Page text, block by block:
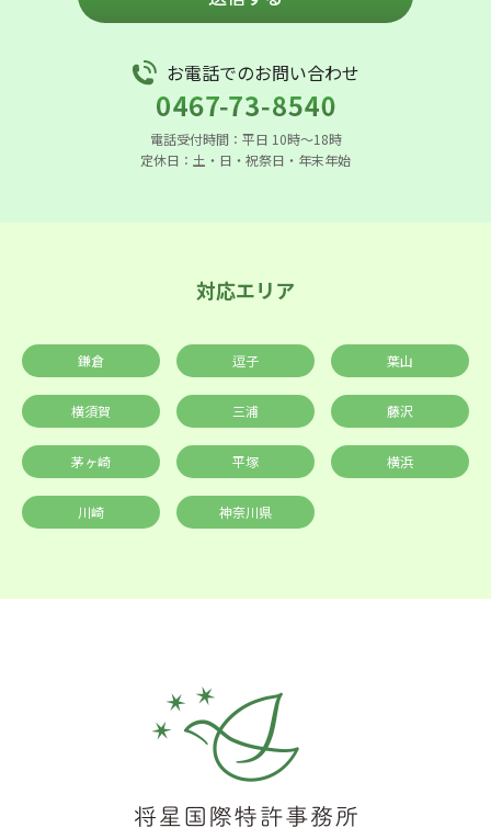
お電話でのお問い合わせ
電話受付時間：平日 10時〜18時
定休日：土・日・祝祭日・年末年始
対応エリア
鎌倉 逗子 葉山
横須賀 三浦 藤沢
茅ヶ崎 平塚 横浜
川崎 神奈川県